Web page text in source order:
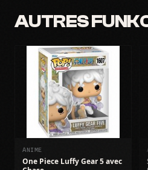
AUTRES
ANIME
One Piece Luffy Gear 5 avec